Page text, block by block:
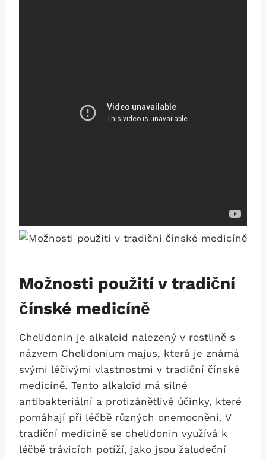
Možnosti použití⁤ v tradiční
čínské medicíně
Chelidonin je alkaloid nalezený ⁢v rostlině s ​
názvem Chelidonium majus, která je známá
svými léčivými ‍vlastnostmi v tradiční čínské
medicíně. Tento alkaloid má‌ silné
antibakteriální a protizánětlivé účinky, které
pomáhají při léčbě různých onemocnění. V
tradiční ⁤medicíně‌ se⁣ chelidonin využívá k
léčbě trávicích⁣ potíží,⁣ jako jsou⁤ žaludeční